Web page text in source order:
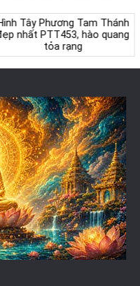
Tây Phương Tam Thánh
nhất PTT453, hào quang
tỏa rạng